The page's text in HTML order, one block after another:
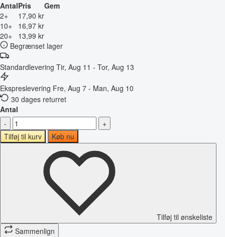
AntalPris
Gem
2+
17,90 kr
10+
16,97 kr
20+
13,99 kr
Begrænset lager
Standardlevering Tir, Aug 11 - Tor, Aug 13
Ekspreslevering Fre, Aug 7 - Man, Aug 10
30 dages returret
Antal
-
+
Tilføj til kurv
Køb nu
Tilføj til ønskeliste
Sammenlign